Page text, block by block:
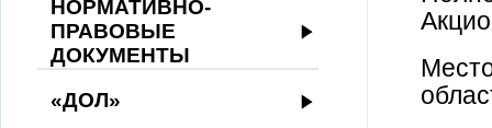
НОРМАТИВНО-
ПРАВОВЫЕ
ДОКУМЕНТЫ
«ДОЛ»